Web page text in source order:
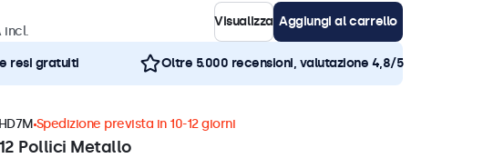
incl.
Visualizza Aggiungi al carrello
resi gratuiti Oltre 5.000 recensioni, valutazione 4,8/5
Pollici Metallo
Spedizione prevista in 10-12 giorni